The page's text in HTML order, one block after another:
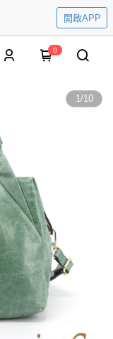
開啟APP
0
1/10